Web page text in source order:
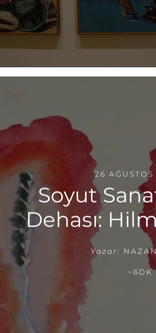
26
Soyut
Dehası:
Yazar:
~6DK